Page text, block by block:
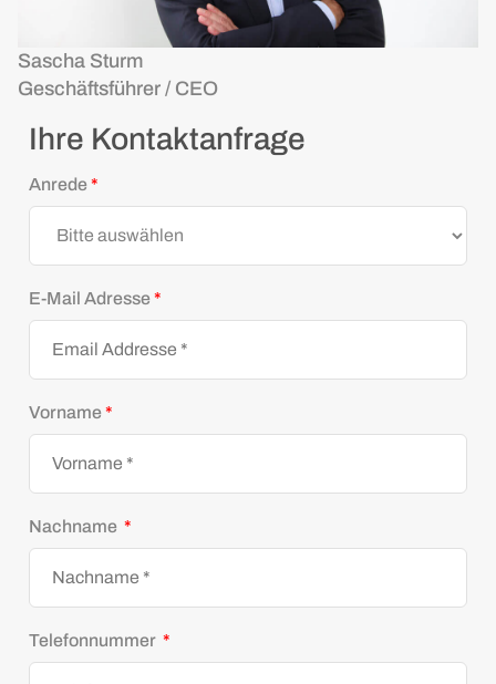
Sascha Sturm
Geschäftsführer / CEO
Ihre Kontaktanfrage
Anrede*
E-Mail Adresse*
Vorname*
Nachname *
Telefonnummer *